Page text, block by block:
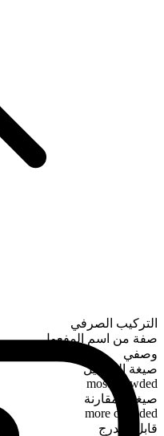
التركيب الصرفي
صفة من اسم المفعول
وصفي
صيغة التفضيل
most crowded
صيغة المقارنة
more crowded
قابل للتدرج